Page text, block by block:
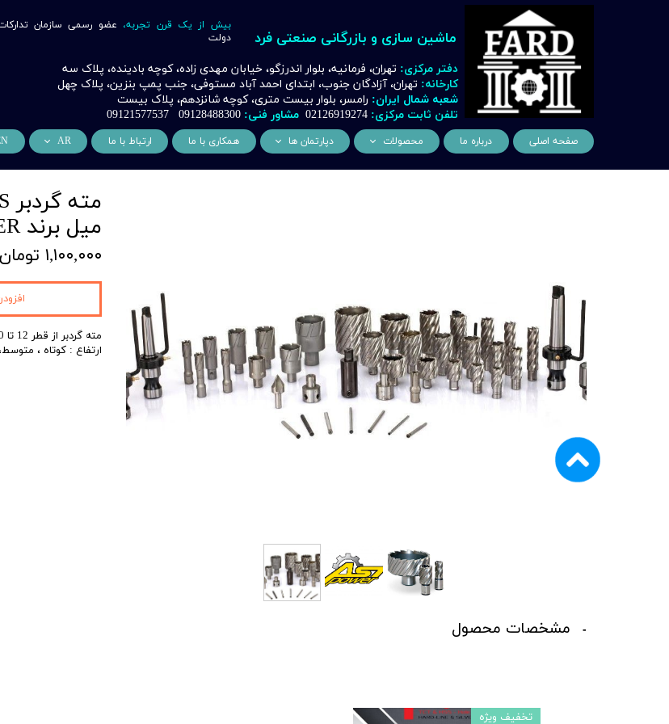
دفتر مرکزی: تهران، فرمانیه، بلوار اندرزگو، خیابان مهدی زاده، کوچه بادینده، پلاک سه
کارخانه: تهران، آزادگان جنوب، ابتدای احمد آباد مستوفی، جنب پمپ بنزین، پلاک چهل
شعبه شمال ایران: رامسر، بلوار بیست متری، کوچه شانزدهم، پلاک بیست
تلفن ثابت مرکزی: 02126919274 مشاور فنی:
ماشین سازی و بازرگانی صنعتی فرد
بیش از یک قرن تجربه، عضو رسمی سازمان
دولت
صفحه اصلی درباره ما محصولات
ماشین آلات و تجهیزات چوب
ماشین آلات و تجهیزات بتن
ماشین آلات و تجهیزات پرسکاری
ماشین آلات و تجهیزات کارگاهی
ماشین آلات و تجهیزات رباتیک
دپارتمان ها همکاری با ما ارتباط با ما AR
التعاون
میل برند AST POWER
۱,۱۰۰,۰۰۰ تومان
مته گردبر از قطر 12 تا 100 HSS برند AST POWER
ارتفاع : کوتاه ، متوسط،
مشخصات محصول
تخفیف ویژه